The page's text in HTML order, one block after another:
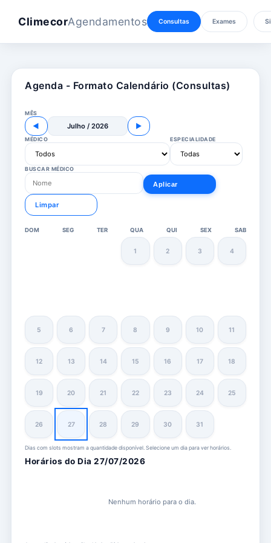
ClimecorAgendamentos Consultas Exames
Agenda - Formato Calendário (Consultas)
MÊS
◀ Julho / 2026 ▶
MÉDICO ESPECIALIDADE
BUSCAR MÉDICO
Aplicar
Limpar
DOM SEG TER QUA QUI SEX SAB
1 2 3 4
5 6 7 8 9 10 11
12 13 14 15 16 17 18
19 20 21 22 23 24 25
26 27 28 29 30 31
Dias com slots mostram a quantidade disponível. Selecione um dia para ver horários.
Horários do Dia 27/07/2026
Nenhum horário para o dia.